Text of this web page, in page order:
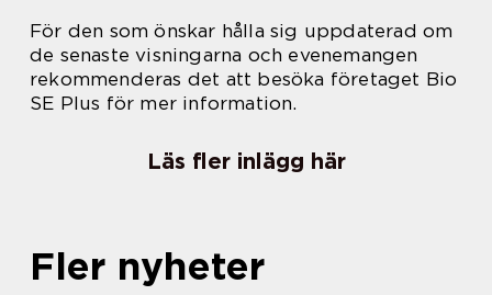
För den som önskar hålla sig uppdaterad om
de senaste visningarna och evenemangen
rekommenderas det att besöka företaget Bio
SE Plus för mer information.
Läs fler inlägg här
Fler nyheter